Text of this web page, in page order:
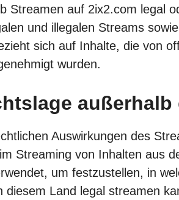
Streamen auf 2ix2.com legal
und illegalen Streams
sich auf Inhalte, die von
wurden.
außerhalb
Auswirkungen des
Streaming von Inhalten aus
um festzustellen, in
Land legal streamen